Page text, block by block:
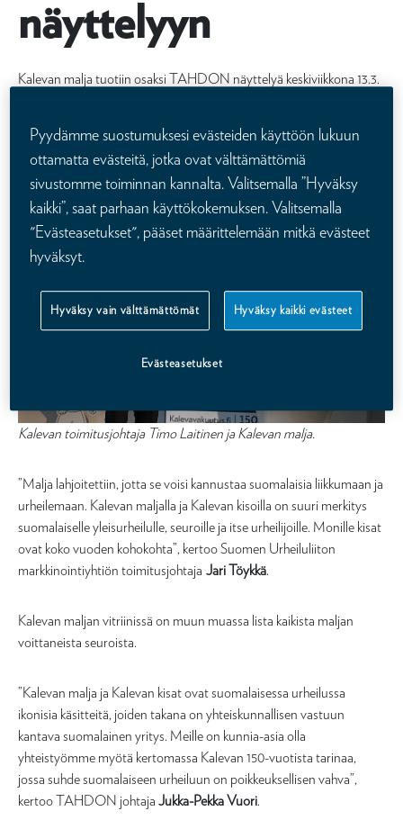
näyttelyyn
Kalevan malja tuotiin osaksi TAHDON näyttelyä keskiviikkona 13.3.
kiertäväksi palkinnoksi yleisurheilun SM-kisoihin.
Kalevan toimitusjohtaja Timo Laitinen ja Kalevan malja.
”Malja lahjoitettiin, jotta se voisi kannustaa suomalaisia liikkumaan ja
urheilemaan. Kalevan maljalla ja Kalevan kisoilla on suuri merkitys
suomalaiselle yleisurheilulle, seuroille ja itse urheilijoille. Monille kisat
ovat koko vuoden kohokohta”, kertoo Suomen Urheiluliiton
markkinointiyhtiön toimitusjohtaja Jari Töykkä.
Kalevan maljan vitriinissä on muun muassa lista kaikista maljan
voittaneista seuroista.
”Kalevan malja ja Kalevan kisat ovat suomalaisessa urheilussa
ikonisia käsitteitä, joiden takana on yhteiskunnallisen vastuun
kantava suomalainen yritys. Meille on kunnia-asia olla
yhteistyömme myötä kertomassa Kalevan 150-vuotista tarinaa,
jossa suhde suomalaiseen urheiluun on poikkeuksellisen vahva”,
kertoo TAHDON johtaja Jukka-Pekka Vuori.
Pyydämme suostumuksesi evästeiden käyttöön lukuun
ottamatta evästeitä, jotka ovat välttämättömiä
sivustomme toiminnan kannalta. Valitsemalla ”Hyväksy
kaikki”, saat parhaan käyttökokemuksen. Valitsemalla
"Evästeasetukset", pääset määrittelemään mitkä evästeet
hyväksyt.
Hyväksy vain välttämättömät Hyväksy kaikki evästeet
Evästeasetukset